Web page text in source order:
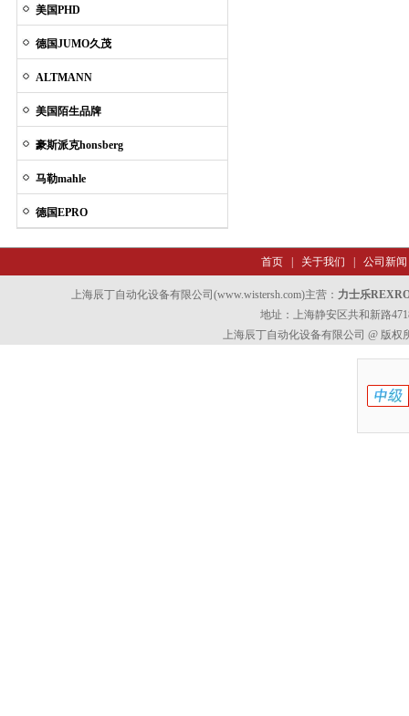
美国PHD
德国JUMO久茂
ALTMANN
美国陌生品牌
豪斯派克honsberg
马勒mahle
德国EPRO
首页| 关于我们 公司新闻
上海辰丁自动化设备有限公司(www.wistersh.com)主营： 力士乐
地址：上海静安区共和新路
上海辰丁自动化设备有限公司 @ 版权